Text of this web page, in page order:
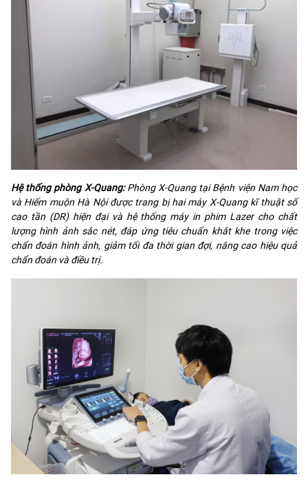
Hệ thống phòng X-Quang:Phòng X-Quang tại Bệnh viện Nam học
và Hiếm muộn Hà Nội được trang bị hai máy X-Quang kĩ thuật số
cao tần (DR) hiện đại và hệ thống máy in phim Lazer cho chất
lượng hình ảnh sắc nét, đáp ứng tiêu chuẩn khắt khe trong việc
chẩn đoán hình ảnh, giảm tối đa thời gian đợi, nâng cao hiệu quả
chẩn đoán và điều trị.